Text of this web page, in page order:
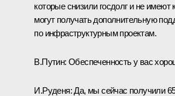
которые снизили госдолг и не имеют
могут получать дополнительную
по инфраструктурным проектам.
В.Путин: Обеспеченность у вас
И.Руденя:Да, мы сейчас получили